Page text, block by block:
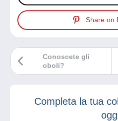
Share on
Conoscete gli
oboli?
Completa la tua